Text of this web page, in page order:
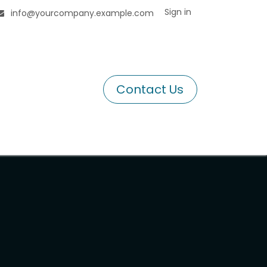
info@yourcompany.example.com Sign in
Contact Us